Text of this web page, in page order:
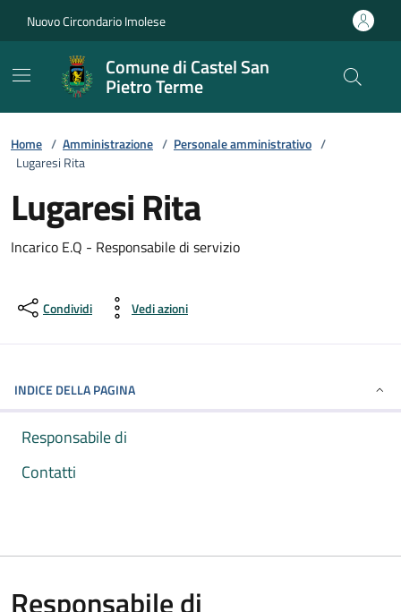
Nuovo Circondario Imolese
Comune di Castel San
Pietro Terme
Home / Amministrazione / Personale amministrativo /
Lugaresi Rita
Lugaresi Rita
Incarico E.Q - Responsabile di servizio
Condividi Vedi azioni
INDICE DELLA PAGINA
Responsabile di
Contatti
Responsabile di